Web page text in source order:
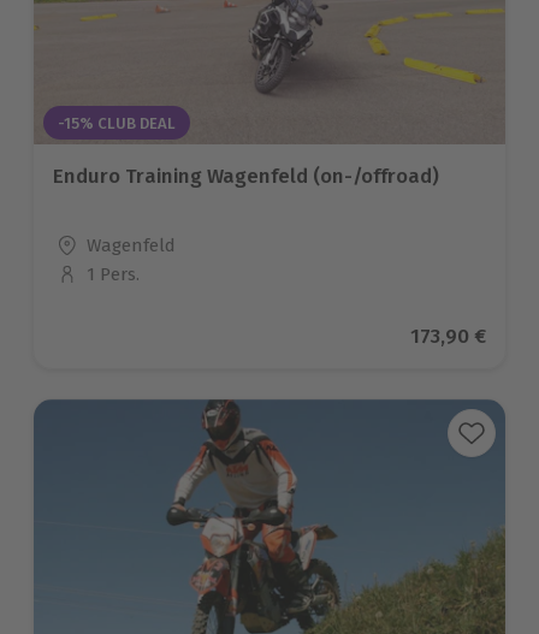
-15% CLUB DEAL
Enduro Training Wagenfeld (on-/offroad)
Standort
Wagenfeld
Anzahl der Teilnehmer
1 Pers.
Aktueller
173,90 €